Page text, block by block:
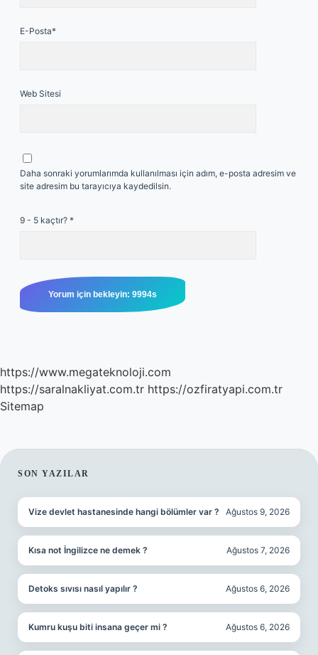
E-Posta*
Web Sitesi
Daha sonraki yorumlarımda kullanılması için adım, e-posta adresim ve
site adresim bu tarayıcıya kaydedilsin.
9 - 5 kaçtır? *
https://www.megateknoloji.com
https://saralnakliyat.com.tr https://ozfiratyapi.com.tr
Sitemap
SIDEBAR
SON YAZILAR
Vize devlet hastanesinde hangi bölümler var ? Ağustos 9, 2026
Kısa not İngilizce ne demek ? Ağustos 7, 2026
Detoks sıvısı nasıl yapılır ? Ağustos 6, 2026
Kumru kuşu biti insana geçer mi ? Ağustos 6, 2026